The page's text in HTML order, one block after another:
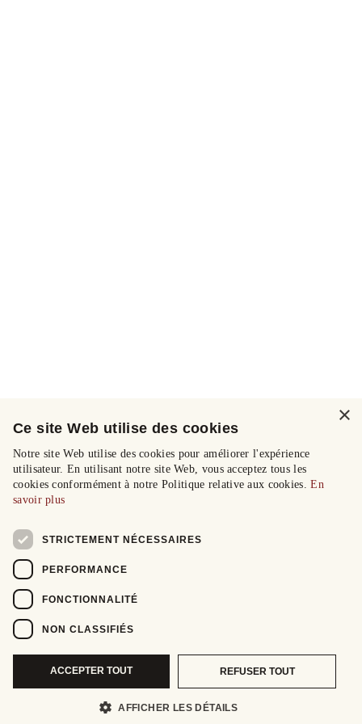
×
Ce site Web utilise des cookies
Notre site Web utilise des cookies pour améliorer l'expérience
utilisateur. En utilisant notre site Web, vous acceptez tous les
cookies conformément à notre Politique relative aux cookies.En
savoir plus
STRICTEMENT NÉCESSAIRES
PERFORMANCE
FONCTIONNALITÉ
NON CLASSIFIÉS
ACCEPTER TOUT REFUSER TOUT
AFFICHER LES DÉTAILS